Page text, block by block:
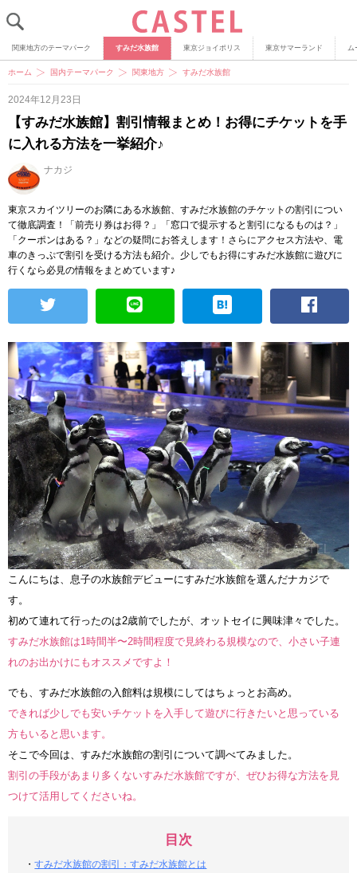
関東地方のテーマパーク すみだ水族館 東京ジョイポリス 東京サマーランド ム
ホーム 国内テーマパーク 関東地方 すみだ水族館
2024年12月23日
【すみだ水族館】割引情報まとめ！お得にチケットを手
に入れる方法を一挙紹介♪
ナカジ
東京スカイツリーのお隣にある水族館、すみだ水族館のチケットの割引につい
て徹底調査！「前売り券はお得？」「窓口で提示すると割引になるものは？」
「クーポンはある？」などの疑問にお答えします！さらにアクセス方法や、電
車のきっぷで割引を受ける方法も紹介。少しでもお得にすみだ水族館に遊びに
行くなら必見の情報をまとめています♪
こんにちは、息子の水族館デビューにすみだ水族館を選んだナカジで
す。
初めて連れて行ったのは2歳前でしたが、オットセイに興味津々でした。
すみだ水族館は1時間半〜2時間程度で見終わる規模なので、小さい子連
れのお出かけにもオススメですよ！
でも、すみだ水族館の入館料は規模にしてはちょっとお高め。
できれば少しでも安いチケットを入手して遊びに行きたいと思っている
方もいると思います。
そこで今回は、すみだ水族館の割引について調べてみました。
割引の手段があまり多くないすみだ水族館ですが、ぜひお得な方法を見
つけて活用してくださいね。
目次
・すみだ水族館の割引：すみだ水族館とは